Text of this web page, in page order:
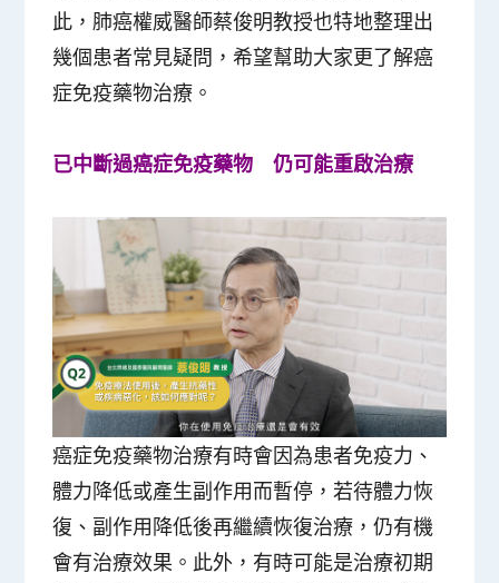
此，肺癌權威醫師蔡俊明教授也特地整理出
幾個患者常見疑問，希望幫助大家更了解癌
症免疫藥物治療。
已中斷過癌症免疫藥物 仍可能重啟治療
癌症免疫藥物治療有時會因為患者免疫力、
體力降低或產生副作用而暫停，若待體力恢
復、副作用降低後再繼續恢復治療，仍有機
會有治療效果。此外，有時可能是治療初期